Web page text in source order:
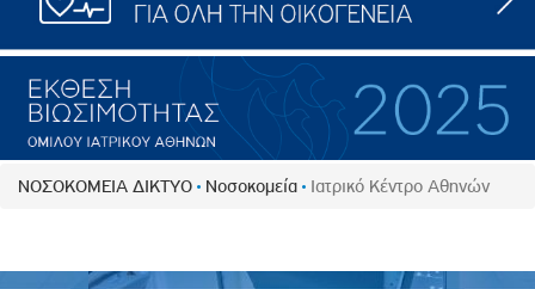
ΝΟΣΟΚΟΜΕΙΑ ΔΙΚΤΥΟ Νοσοκομεία Ιατρικό Κέντρο Αθηνών